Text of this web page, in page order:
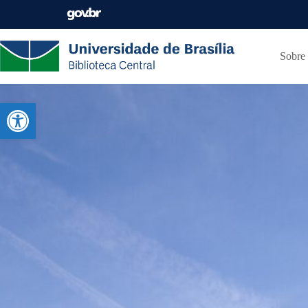
Abrir a barra de ferramentas